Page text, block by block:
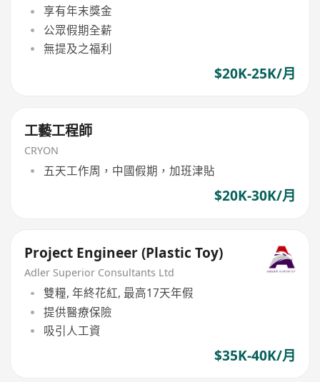
享有年末獎金
公眾假期全薪
無提及之福利
$20K-25K/月
工藝工程師
CRYON
五天工作周，中國假期，加班津貼
$20K-30K/月
Project Engineer (Plastic Toy)
Adler Superior Consultants Ltd
雙糧, 年終花紅, 最高17天年假
提供醫療保險
吸引人工資
$35K-40K/月